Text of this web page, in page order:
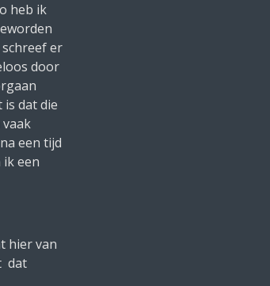
heb ik
er
door
dat die
een tijd
een
hier van
dat